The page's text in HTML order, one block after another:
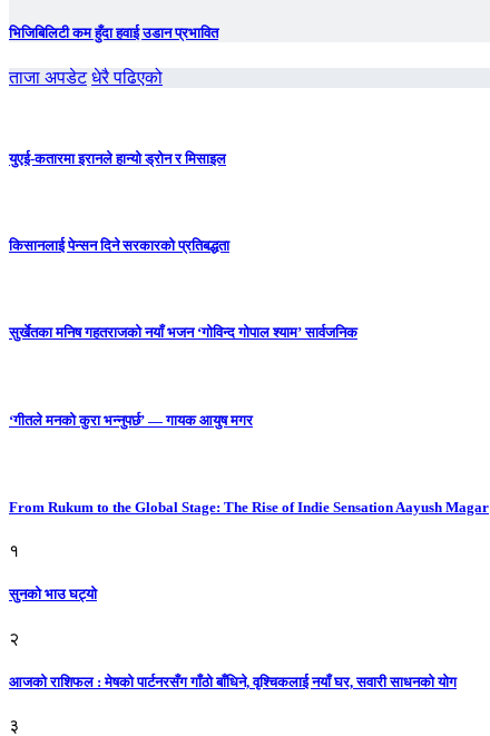
भिजिबिलिटी कम हुँदा हवाई उडान प्रभावित
ताजा अपडेट धेरै पढिएको
युएई-कतारमा इरानले हान्यो ड्रोन र मिसाइल
किसानलाई पेन्सन दिने सरकारको प्रतिबद्धता
सुर्खेतका मनिष गहतराजको नयाँ भजन ‘गोविन्द गोपाल श्याम’ सार्वजनिक
‘गीतले मनको कुरा भन्नुपर्छ’ — गायक आयुष मगर
From Rukum to the Global Stage: The Rise of Indie Sensation Aayush Magar
१
सुनको भाउ घट्याे
२
आजको राशिफल : मेषको पार्टनरसँग गाँठो बाँधिने, वृश्चिकलाई नयाँ घर, सवारी साधनकाे याेग
३